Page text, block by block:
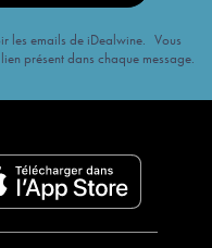
les emails de iDealwine. Vous
présent dans chaque message.